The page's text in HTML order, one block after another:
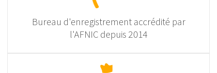
Bureau d'enregistrement accrédité par
l'AFNIC depuis 2014